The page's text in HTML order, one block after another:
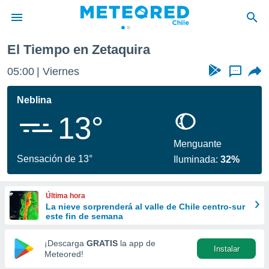
de
por
que se
a este
las
y
forma
digital
basada
El Tiempo en Zetaquira
05:00 Viernes ...
Neblina
13°
Sensación de 13°
Menguante
Iluminada:32%
Última hora
La nieve sorprenderá al valle de Chile centro-sur
este fin de semana
¡Descarga GRATIS la app de
Meteored!
Instalar